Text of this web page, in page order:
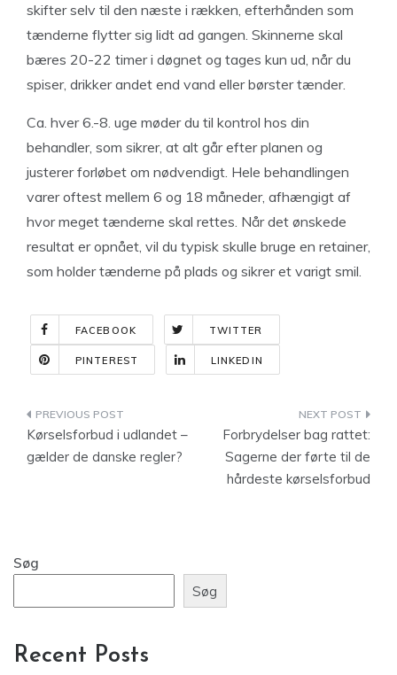
skifter selv til den næste i rækken, efterhånden som
tænderne flytter sig lidt ad gangen. Skinnerne skal
bæres 20-22 timer i døgnet og tages kun ud, når du
spiser, drikker andet end vand eller børster tænder.
Ca. hver 6.-8. uge møder du til kontrol hos din
behandler, som sikrer, at alt går efter planen og
justerer forløbet om nødvendigt. Hele behandlingen
varer oftest mellem 6 og 18 måneder, afhængigt af
hvor meget tænderne skal rettes. Når det ønskede
resultat er opnået, vil du typisk skulle bruge en retainer,
som holder tænderne på plads og sikrer et varigt smil.
FACEBOOK TWITTER
PINTEREST LINKEDIN
Indlægsnavigation
Kørselsforbud i udlandet –
gælder de danske regler?
Forbrydelser bag rattet:
Sagerne der førte til de
hårdeste kørselsforbud
Søg
Søg
Recent Posts